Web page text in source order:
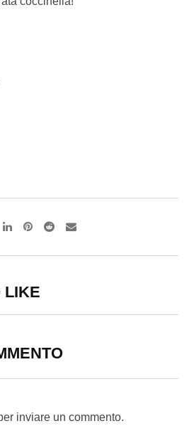
Pinterest
RedditShare
LIKE
inviare un commento.